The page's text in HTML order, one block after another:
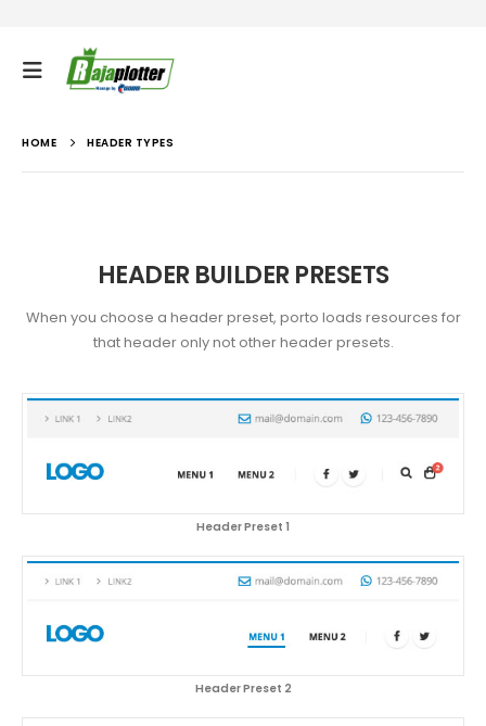
HOME HEADER TYPES
HEADER BUILDER PRESETS
When you choose a header preset, porto loads resources for
that header only not other header presets.
Header Preset 1
Header Preset 2